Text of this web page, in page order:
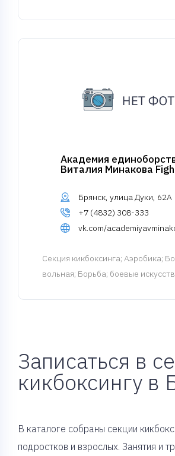
Академия
Виталия Минакова
Брянск, улица Дуки, 62А
+7 (4832) 308-333
vk.com/
Cекция кикбоксинга; Аэробика;
вольная; Борьба; боевые
Записаться в
кикбоксингу в
В каталоге собраны секции
подростков и взрослых. Занятия и